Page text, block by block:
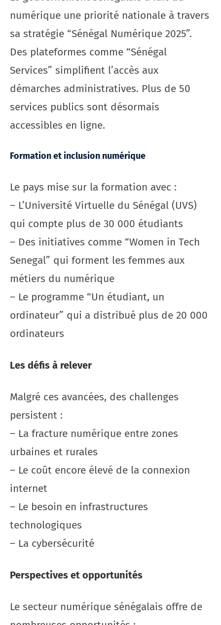
numérique une priorité nationale à travers
sa stratégie “Sénégal Numérique 2025”.
Des plateformes comme “Sénégal
Services” simplifient l’accès aux
démarches administratives. Plus de 50
services publics sont désormais
accessibles en ligne.
Formation et inclusion numérique
Le pays mise sur la formation avec :
– L’Université Virtuelle du Sénégal (UVS)
qui compte plus de 30 000 étudiants
– Des initiatives comme “Women in Tech
Senegal” qui forment les femmes aux
métiers du numérique
– Le programme “Un étudiant, un
ordinateur” qui a distribué plus de 20 000
ordinateurs
Les défis à relever
Malgré ces avancées, des challenges
persistent :
– La fracture numérique entre zones
urbaines et rurales
– Le coût encore élevé de la connexion
internet
– Le besoin en infrastructures
technologiques
– La cybersécurité
Perspectives et opportunités
Le secteur numérique sénégalais offre de